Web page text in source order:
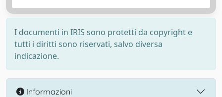
I documenti in IRIS sono protetti da copyright e
tutti i diritti sono riservati, salvo diversa
indicazione.
Informazioni